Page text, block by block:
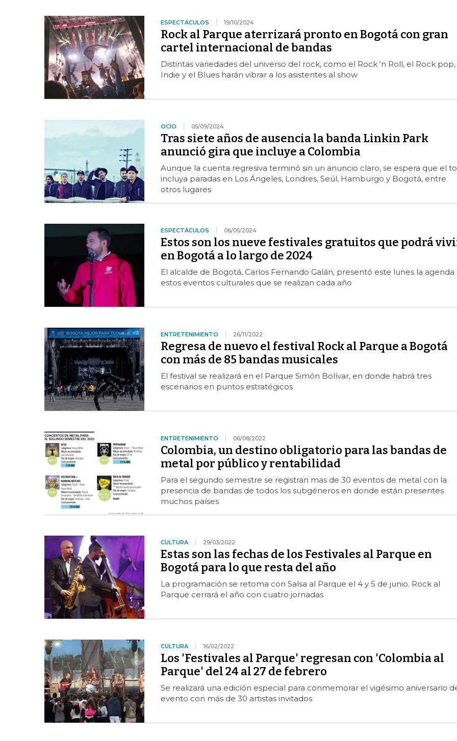
ESPECTÁCULOS 19/10/2024
Rock al Parque aterrizará pronto en Bogotá con gran
cartel internacional de bandas
Distintas variedades del universo del rock, como el Rock ‘n Roll, el Rock
Indie y el Blues harán vibrar a los asistentes al show
OCIO 05/09/2024
Tras siete años de ausencia la banda Linkin Park
anunció gira que incluye a Colombia
Aunque la cuenta regresiva terminó sin un anuncio claro, se espera que el
incluya paradas en Los Ángeles, Londres, Seúl, Hamburgo y Bogotá, entre
otros lugares
ESPECTÁCULOS 06/05/2024
Estos son los nueve festivales gratuitos que podrá
en Bogotá a lo largo de 2024
El alcalde de Bogotá, Carlos Fernando Galán, presentó este lunes la agenda
estos eventos culturales que se realizan cada año
ENTRETENIMIENTO 26/11/2022
Regresa de nuevo el festival Rock al Parque a Bogotá
con más de 85 bandas musicales
El festival se realizará en el Parque Simón Bolívar, en donde habrá tres
escenarios en puntos estratégicos
ENTRETENIMIENTO 06/08/2022
Colombia, un destino obligatorio para las bandas de
metal por público y rentabilidad
Para el segundo semestre se registran mas de 30 eventos de metal con la
presencia de bandas de todos los subgéneros en donde están presentes
muchos países
CULTURA 29/03/2022
Estas son las fechas de los Festivales al Parque en
Bogotá para lo que resta del año
La programación se retoma con Salsa al Parque el 4 y 5 de junio. Rock al
Parque cerrará el año con cuatro jornadas
CULTURA 16/02/2022
Los 'Festivales al Parque' regresan con 'Colombia al
Parque' del 24 al 27 de febrero
Se realizará una edición especial para conmemorar el vigésimo aniversario
evento con más de 30 artistas invitados